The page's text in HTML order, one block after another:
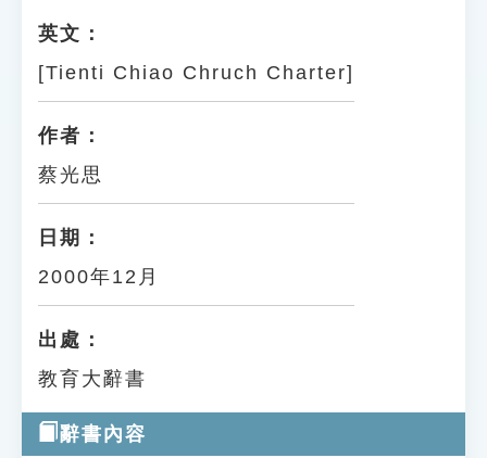
教學應用
貓頭鷹博士
英文：
[Tienti Chiao Chruch Charter]
作者：
蔡光思
日期：
2000年12月
出處：
教育大辭書
辭書內容